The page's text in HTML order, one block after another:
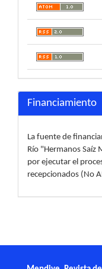
Financiamiento
La fuente de
Río "Hermanos Saíz
por ejecutar el
recepcionados (No